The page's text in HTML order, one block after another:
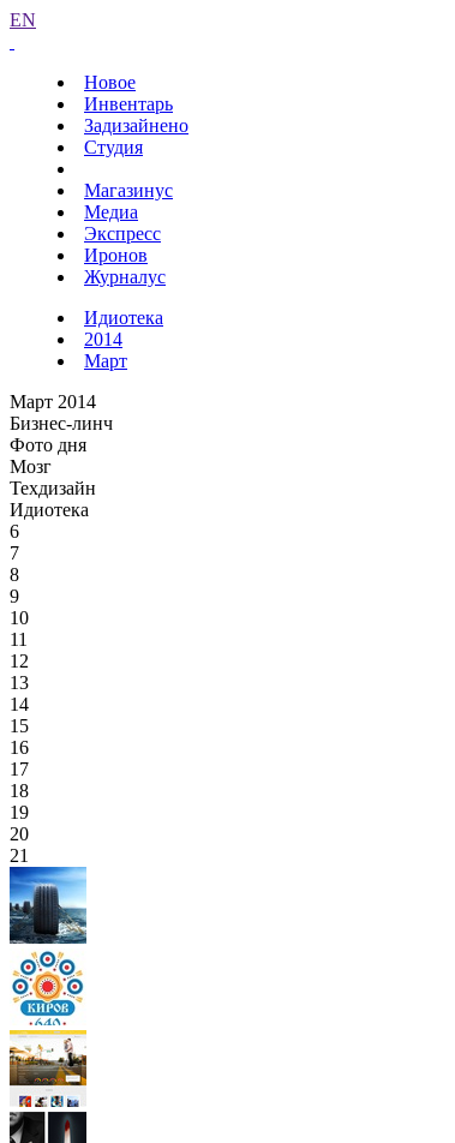
EN
Новое
Инвентарь
Задизайнено
Студия
Магазинус
Медиа
Экспресс
Иронов
Журналус
Идиотека
2014
Март
Март 2014
Бизнес-линч
Фото дня
Мозг
Техдизайн
Идиотека
6
7
8
9
10
11
12
13
14
15
16
17
18
19
20
21